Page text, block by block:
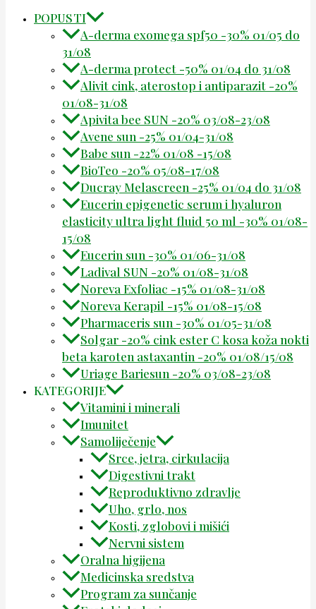
POPUSTI
A-derma exomega spf50 -30% 01/05 do
31/08
A-derma protect -50% 01/04 do 31/08
Alivit cink, aterostop i antiparazit -20%
01/08-31/08
Apivita bee SUN -20% 03/08-23/08
Avene sun -25% 01/04-31/08
Babe sun -22% 01/08 -15/08
BioTeo -20% 05/08-17/08
Ducray Melascreen -25% 01/04 do 31/08
Eucerin epigenetic serum i hyaluron
elasticity ultra light fluid 50 ml -30% 01/08-
15/08
Eucerin sun -30% 01/06-31/08
Ladival SUN -20% 01/08-31/08
Noreva Exfoliac -15% 01/08-31/08
Noreva Kerapil -15% 01/08-15/08
Pharmaceris sun -30% 01/05-31/08
Solgar -20% cink ester C kosa koža nokti
beta karoten astaxantin -20% 01/08/15/08
Uriage Bariesun -20% 03/08-23/08
KATEGORIJE
Vitamini i minerali
Imunitet
Samoliječenje
Srce, jetra, cirkulacija
Digestivni trakt
Reproduktivno zdravlje
Uho, grlo, nos
Kosti, zglobovi i mišići
Nervni sistem
Oralna higijena
Medicinska sredstva
Program za sunčanje